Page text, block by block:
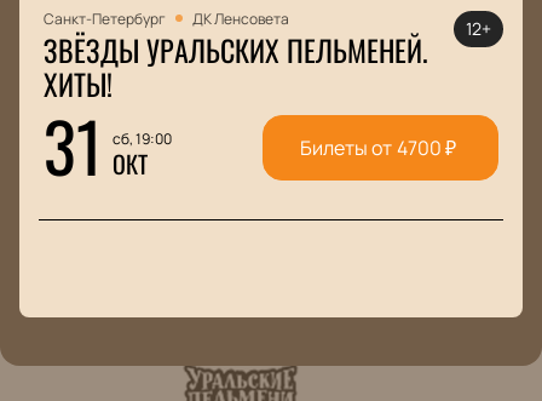
Санкт-Петербург ДК Ленсовета
ЗВЁЗДЫ УРАЛЬСКИХ ПЕЛЬМЕНЕЙ.
ХИТЫ!
31 сб, 19:00
ОКТ
12+
Билеты от4700₽